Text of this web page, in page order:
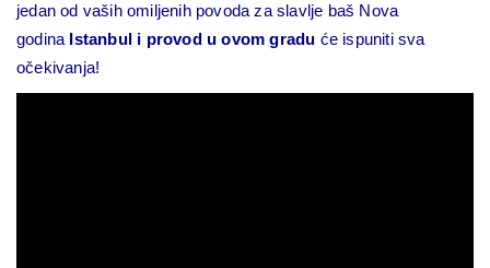
jedan od vaših omiljenih povoda za slavlje baš Nova
godina Istanbul i provod u ovom gradu će ispuniti sva
očekivanja!